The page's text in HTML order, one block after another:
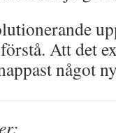
Att det
något